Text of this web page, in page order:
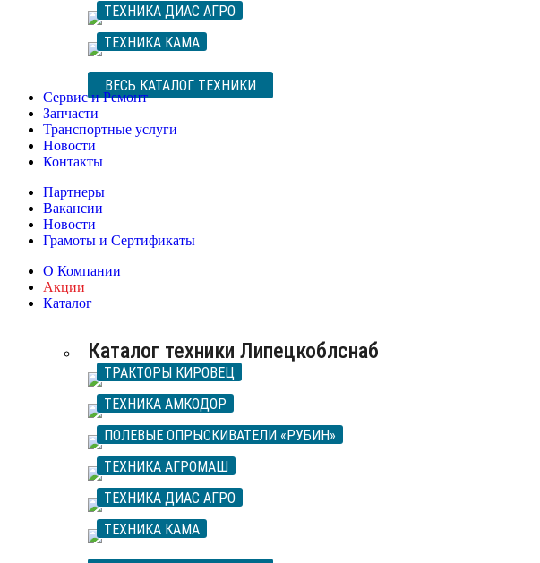
ТЕХНИКА ДИАС АГРО
ТЕХНИКА КАМА
ВЕСЬ КАТАЛОГ ТЕХНИКИ
Сервис и Ремонт
Запчасти
Транспортные услуги
Новости
Контакты
Партнеры
Вакансии
Новости
Грамоты и Сертификаты
О Компании
Акции
Каталог
Каталог техники Липецкоблснаб
ТРАКТОРЫ КИРОВЕЦ
ТЕХНИКА АМКОДОР
ПОЛЕВЫЕ ОПРЫСКИВАТЕЛИ «РУБИН»
ТЕХНИКА АГРОМАШ
ТЕХНИКА ДИАС АГРО
ТЕХНИКА КАМА